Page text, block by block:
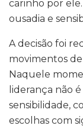
carinho por
ousadia e
A decisão foi
movimentos
Naquele
liderança não
sensibilidade,
escolhas com